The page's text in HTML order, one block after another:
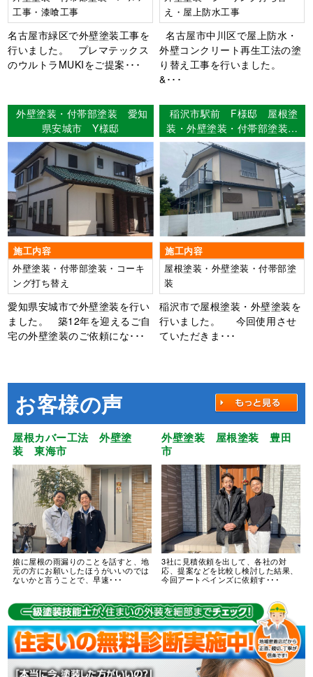
工事・漆喰工事
名古屋市緑区で外壁塗装工事を
行いました。 プレマテックス
のウルトラMUKIをご提案･･･
え・屋上防水工事
名古屋市中川区で屋上防水・
外壁コンクリート再生工法の塗
り替え工事を行いました。
&･･･
外壁塗装・付帯部塗装 愛知
県安城市 Y様邸
施工内容
外壁塗装・付帯部塗装・コーキ
ング打ち替え
愛知県安城市で外壁塗装を行い
ました。 築12年を迎えるご自
宅の外壁塗装のご依頼にな･･･
稲沢市駅前 F様邸 屋根塗
装・外壁塗装・付帯部塗装
【使用塗料】屋根：超低汚染
リファイン500Si-IR 外壁：
超低汚染リファイン1000Si-
IR
施工内容
屋根塗装・外壁塗装・付帯部塗
装
稲沢市で屋根塗装・外壁塗装を
行いました。 今回使用させ
ていただきま･･･
お客様の声
屋根カバー工法 外壁塗
装 東海市
娘に屋根の雨漏りのことを話すと、地
元の方にお願いしたほうがいいのでは
ないかと言うことで、早速･･･
外壁塗装 屋根塗装 豊田
市
3社に見積依頼を出して、各社の対
応、提案などを比較し検討した結果、
今回アートペインズに依頼す･･･